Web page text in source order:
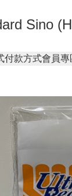
Sino
付款方式會員專